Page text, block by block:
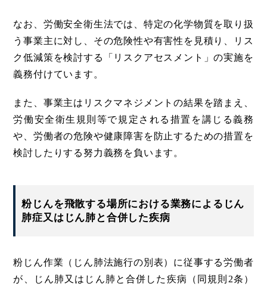
なお、労働安全衛生法では、特定の化学物質を取り扱
う事業主に対し、その危険性や有害性を見積り、リス
ク低減策を検討する「リスクアセスメント」の実施を
義務付けています。
また、事業主はリスクマネジメントの結果を踏まえ、
労働安全衛生規則等で規定される措置を講じる義務
や、労働者の危険や健康障害を防止するための措置を
検討したりする努力義務を負います。
粉じんを飛散する場所における業務によるじん
肺症又はじん肺と合併した疾病
粉じん作業（じん肺法施行の別表）に従事する労働者
が、じん肺又はじん肺と合併した疾病（同規則2条）